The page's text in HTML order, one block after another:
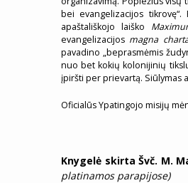
bei evangelizacijos
apaštališkojo laiško
evangelizacijos magna
pavadino „beprasmėmis
nuo bet kokių kolonijinių
įpiršti per prievartą. Siūlymas
Oficialūs Ypatingojo misijų
Knygelė skirta Švč. M.
platinamos parapijose)